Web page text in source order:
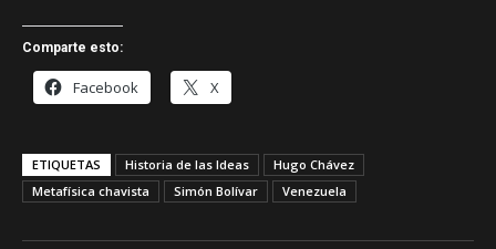
Comparte esto:
Facebook X
ETIQUETAS Historia de las Ideas
Hugo Chávez
Metafísica chavista
Simón Bolívar Venezuela